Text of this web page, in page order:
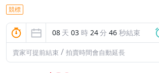
競標
08 天 03 時 24分 45 秒結束
賣家可提前結束 / 拍賣時間會自動延長